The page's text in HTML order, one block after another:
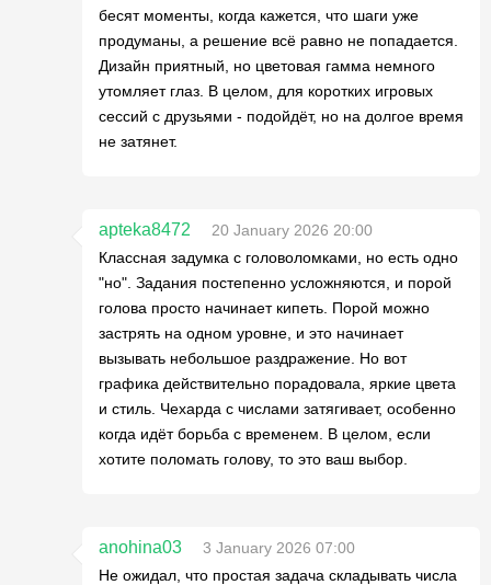
бесят моменты, когда кажется, что шаги уже
продуманы, а решение всё равно не попадается.
Дизайн приятный, но цветовая гамма немного
утомляет глаз. В целом, для коротких игровых
сессий с друзьями - подойдёт, но на долгое время
не затянет.
apteka8472
20 January 2026 20:00
Классная задумка с головоломками, но есть одно
"но". Задания постепенно усложняются, и порой
голова просто начинает кипеть. Порой можно
застрять на одном уровне, и это начинает
вызывать небольшое раздражение. Но вот
графика действительно порадовала, яркие цвета
и стиль. Чехарда с числами затягивает, особенно
когда идёт борьба с временем. В целом, если
хотите поломать голову, то это ваш выбор.
anohina03
3 January 2026 07:00
Не ожидал, что простая задача складывать числа